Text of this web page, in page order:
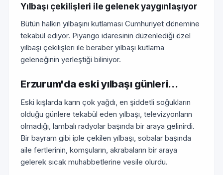
Yılbaşı çekilişleri ile gelenek yaygınlaşıyor
Bütün halkın yılbaşını kutlaması Cumhuriyet dönemine
tekabül ediyor. Piyango idaresinin düzenlediği özel
yılbaşı çekilişleri ile beraber yılbaşı kutlama
geleneğinin yerleştiği biliniyor.
Erzurum'da eski yılbaşı günleri...
Eski kışlarda karın çok yağdı, en şiddetli soğukların
olduğu günlere tekabül eden yılbaşı, televizyonların
olmadığı, lambalı radyolar başında bir araya gelinirdi.
Bir bayram gibi iple çekilen yılbaşı, sobalar başında
aile fertlerinin, komşuların, akrabaların bir araya
gelerek sıcak muhabbetlerine vesile olurdu.